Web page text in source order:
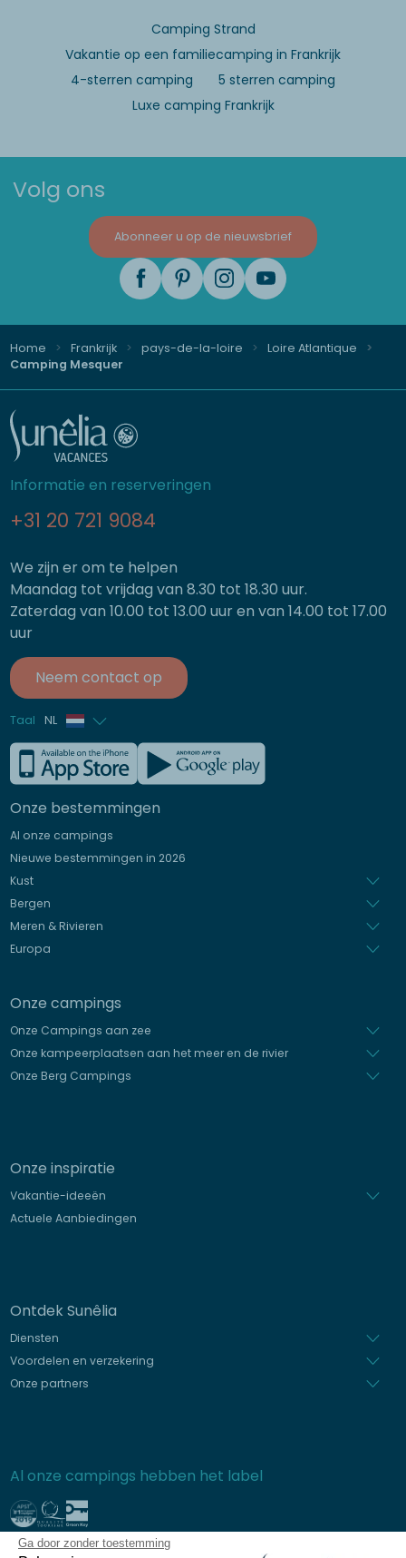
Ga door zonder toestemming
Camping Strand
Vakantie op een familiecamping in Frankrijk
4-sterren camping
5 sterren camping
Luxe camping Frankrijk
Volg ons
Abonneer u op de nieuwsbrief
Home Frankrijk pays-de-la-loire
Loire Atlantique
Camping Mesquer
Informatie en reserveringen
+31 20 721 9084
We zijn er om te helpen
Maandag tot vrijdag van 8.30 tot 18.30 uur.
Zaterdag van 10.00 tot 13.00 uur en van 14.00 tot 17.00
uur
Neem contact op
Taal NL
Frans
Engels
Duits
Italiaans
Onze bestemmingen
Al onze campings
Nieuwe bestemmingen in 2026
Kust
Bergen
Meren & Rivieren
Europa
Onze campings
Onze Campings aan zee
Onze kampeerplaatsen aan het meer en de rivier
Onze Berg Campings
Onze inspiratie
Vakantie-ideeën
Actuele Aanbiedingen
Ontdek Sunêlia
Diensten
Voordelen en verzekering
Onze partners
Al onze campings hebben het label
Beveiligde betaling